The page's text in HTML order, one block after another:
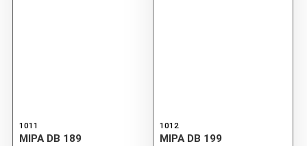
1011
MIPA DB 189
1012
MIPA DB 199